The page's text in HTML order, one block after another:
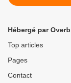
bourde
l’essence qui
l’Euro qui
Hébergé par
Top articles
Pages
Contact